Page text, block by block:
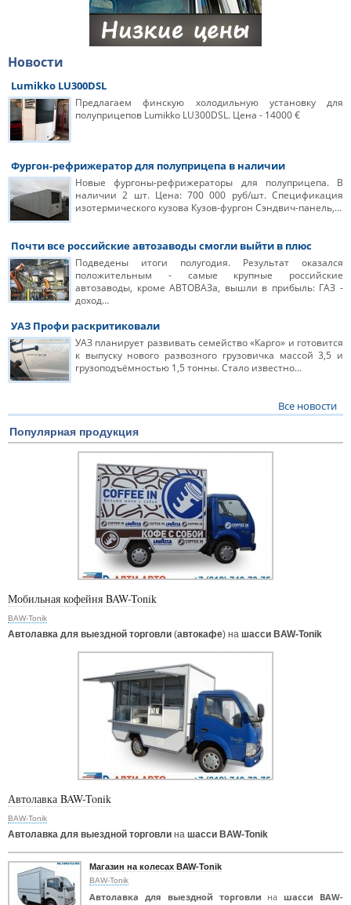
Новости
Lumikko LU300DSL
Предлагаем финскую холодильную установку для
полуприцепов Lumikko LU300DSL. Цена - 14000 €
Фургон-рефрижератор для полуприцепа в наличии
Новые фургоны-рефрижераторы для полуприцепа. В
наличии 2 шт. Цена: 700 000 руб/шт. Спецификация
изотермического кузова Кузов-фургон Сэндвич-панель,…
Почти все российские автозаводы смогли выйти в плюс
Подведены итоги полугодия. Результат оказался
положительным - самые крупные российские
автозаводы, кроме АВТОВАЗа, вышли в прибыль: ГАЗ -
доход…
УАЗ Профи раскритиковали
УАЗ планирует развивать семейство «Карго» и готовится
к выпуску нового развозного грузовичка массой 3,5 и
грузоподъёмностью 1,5 тонны. Стало известно…
Все новости
Популярная продукция
Мобильная кофейня BAW-Tonik
BAW-Tonik
Автолавка для выездной торговли (автокафе) на шасси BAW-Tonik
Автолавка BAW-Tonik
BAW-Tonik
Автолавка для выездной торговли на шасси BAW-Tonik
Магазин на колесах BAW-Tonik
BAW-Tonik
Автолавка для выездной торговли на шасси BAW-